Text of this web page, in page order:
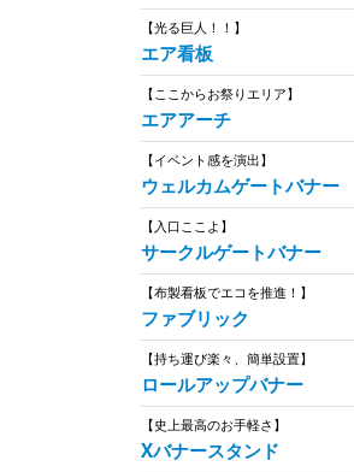
【光る巨人！！】
エア看板
【ここからお祭りエリア】
エアアーチ
【イベント感を演出】
ウェルカムゲートバナー
【入口ここよ】
サークルゲートバナー
【布製看板でエコを推進！】
ファブリック
【持ち運び楽々、簡単設置】
ロールアップバナー
【史上最高のお手軽さ】
Xバナースタンド